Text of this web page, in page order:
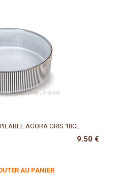
AGORA GRIS 18CL
9.50 €
AU PANIER